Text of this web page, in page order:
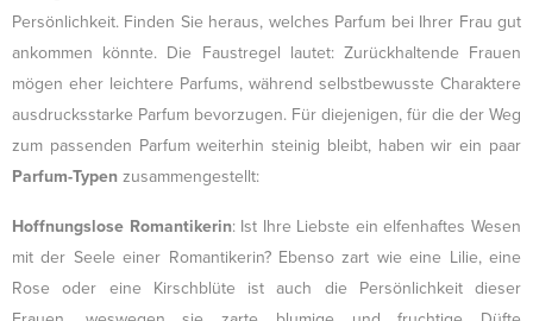
Persönlichkeit. Finden Sie heraus, welches Parfum bei Ihrer Frau gut
ankommen könnte. Die Faustregel lautet: Zurückhaltende Frauen
mögen eher leichtere Parfums, während selbstbewusste Charaktere
ausdrucksstarke Parfum bevorzugen. Für diejenigen, für die der Weg
zum passenden Parfum weiterhin steinig bleibt, haben wir ein paar
Parfum-Typen zusammengestellt:
Hoffnungslose Romantikerin: Ist Ihre Liebste ein elfenhaftes Wesen
mit der Seele einer Romantikerin? Ebenso zart wie eine Lilie, eine
Rose oder eine Kirschblüte ist auch die Persönlichkeit dieser